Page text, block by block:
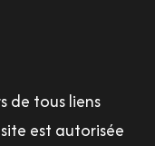
de tous liens
est autorisée